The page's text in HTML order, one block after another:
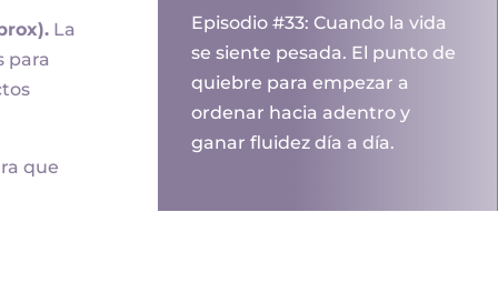
La
para
que
Episodio #33: Cuando la vida
se siente pesada. El punto de
quiebre para empezar a
ordenar hacia adentro y
ganar fluidez día a día.